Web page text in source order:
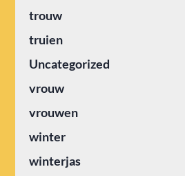
trouw
truien
Uncategorized
vrouw
vrouwen
winter
winterjas